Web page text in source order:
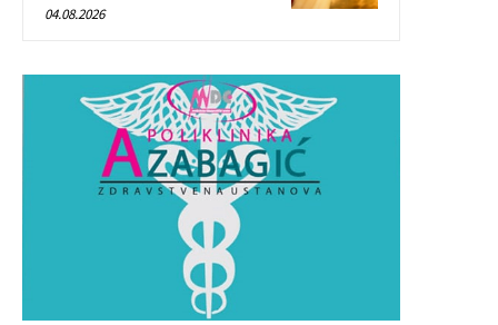
04.08.2026